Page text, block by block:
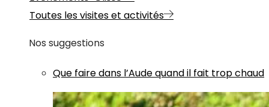
Toutes les visites et activités
Nos suggestions
Que faire dans l’Aude quand il fait trop chaud